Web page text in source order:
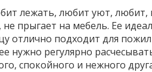
лежать, любит уют, любит,
не прыгает на мебель. Ее
отлично подходит для
нужно регулярно
спокойного и нежного